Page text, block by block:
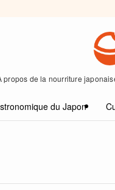
propos de la nourriture
du Japon